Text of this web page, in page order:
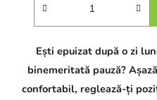
Ești epuizat după o zi
binemeritată pauză?
confortabil, reglează-ți